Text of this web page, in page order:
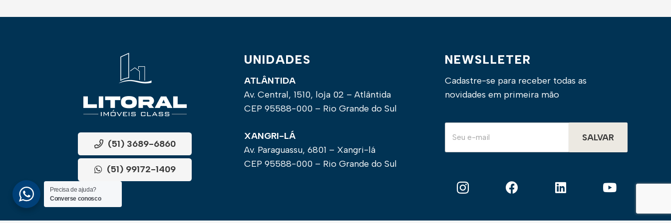
(51) 3689-6860
(51) 99172-1409
UNIDADES
ATLÂNTIDA
Av. Central, 1510, loja 02 – Atlântida
CEP 95588-000 – Rio Grande do Sul
XANGRI-LÁ
Av. Paraguassu, 6801 – Xangri-lá
CEP 95588-000 – Rio Grande do Sul
NEWSLLETER
Cadastre-se para receber todas as
novidades em primeira mão
SALVAR
Precisa de ajuda?
Converse conosco